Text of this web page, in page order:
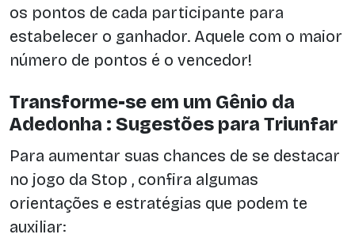
os pontos de cada participante para
estabelecer o ganhador. Aquele com o maior
número de pontos é o vencedor!
Transforme-se em um Gênio da
Adedonha : Sugestões para Triunfar
Para aumentar suas chances de se destacar
no jogo da Stop , confira algumas
orientações e estratégias que podem te
auxiliar: